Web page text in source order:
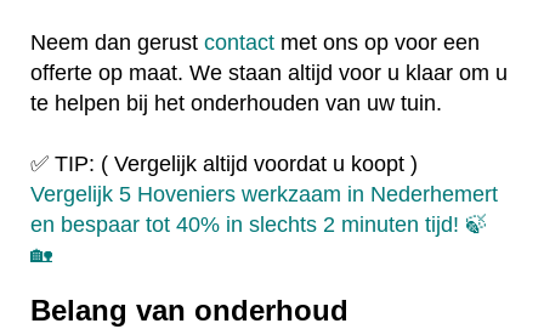
Neem dan gerust contact met ons op voor een
offerte op maat. We staan altijd voor u klaar om u
te helpen bij het onderhouden van uw tuin.
✅ TIP: ( Vergelijk altijd voordat u koopt )
Vergelijk 5 Hoveniers werkzaam in Nederhemert
en bespaar tot 40% in slechts 2 minuten tijd! 🍃
🏡
Belang van onderhoud